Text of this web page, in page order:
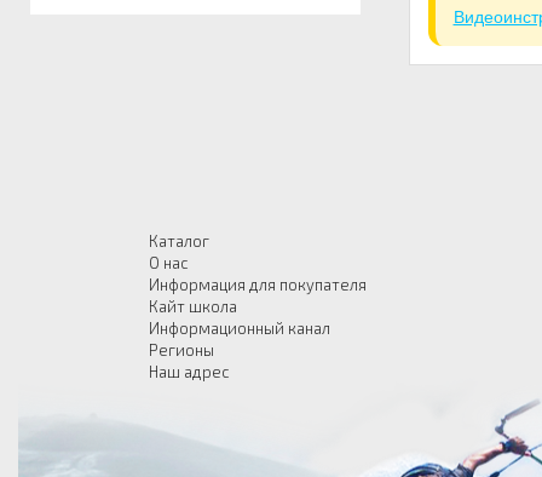
Каталог
О нас
Информация для покупателя
Кайт школа
Информационный канал
Регионы
Наш адрес